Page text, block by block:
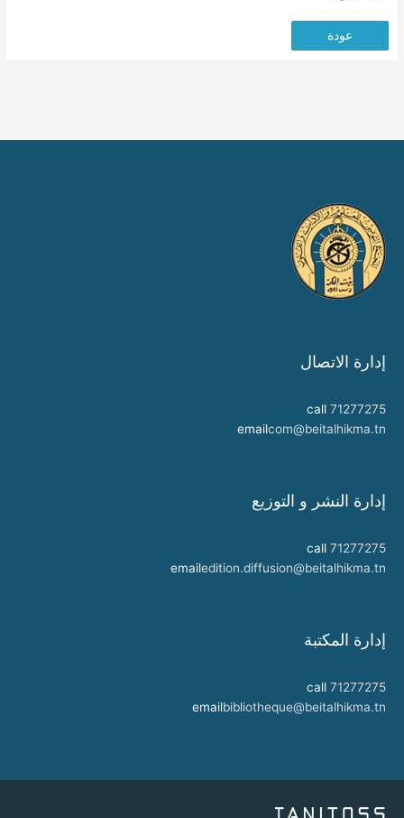
عودة
إدارة الاتصال
call 71277275
emailcom@beitalhikma.tn
إدارة النشر و التوزيع
call 71277275
emailedition.diffusion@beitalhikma.tn
إدارة المكتبة
call 71277275
emailbibliotheque@beitalhikma.tn